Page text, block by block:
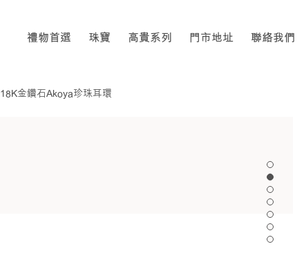
禮物首選 珠寶 高貴系列 門市地址 聯絡我們
18K金鑽石Akoya珍珠耳環